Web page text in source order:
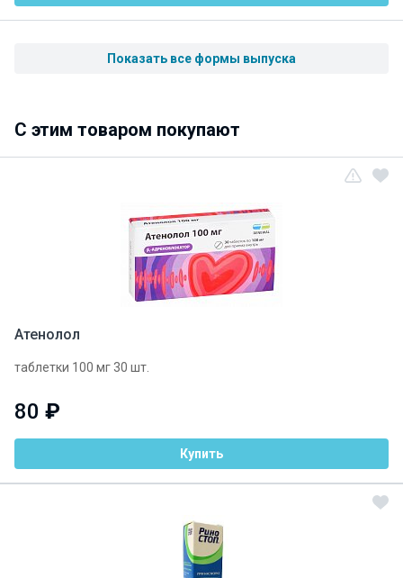
Показать все формы выпуска
C этим товаром покупают
Атенолол
таблетки 100 мг 30 шт.
80 ₽
Купить